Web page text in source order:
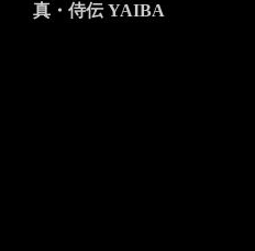
真・侍伝 YAIBA